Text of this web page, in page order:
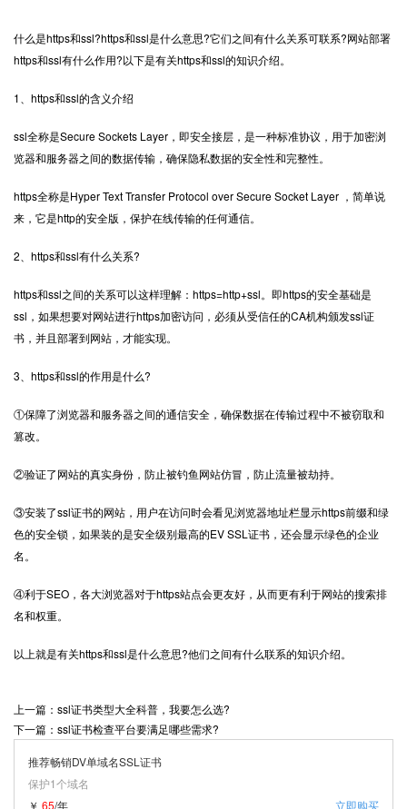
什么是https和ssl?https和ssl是什么意思?它们之间有什么关系可联系?网站部署
https和ssl有什么作用?以下是有关https和ssl的知识介绍。
1、https和ssl的含义介绍
ssl全称是Secure Sockets Layer，即安全接层，是一种标准协议，用于加密浏
览器和服务器之间的数据传输，确保隐私数据的安全性和完整性。
https全称是Hyper Text Transfer Protocol over Secure Socket Layer ，简单说
来，它是http的安全版，保护在线传输的任何通信。
2、https和ssl有什么关系?
https和ssl之间的关系可以这样理解：https=http+ssl。即https的安全基础是
ssl，如果想要对网站进行https加密访问，必须从受信任的CA机构颁发ssl证
书，并且部署到网站，才能实现。
3、https和ssl的作用是什么?
①保障了浏览器和服务器之间的通信安全，确保数据在传输过程中不被窃取和
篡改。
②验证了网站的真实身份，防止被钓鱼网站仿冒，防止流量被劫持。
③安装了ssl证书的网站，用户在访问时会看见浏览器地址栏显示https前缀和绿
色的安全锁，如果装的是安全级别最高的EV SSL证书，还会显示绿色的企业
名。
④利于SEO，各大浏览器对于https站点会更友好，从而更有利于网站的搜索排
名和权重。
以上就是有关https和ssl是什么意思?他们之间有什么联系的知识介绍。
上一篇：ssl证书类型大全科普，我要怎么选?
下一篇：ssl证书检查平台要满足哪些需求?
推荐畅销DV单域名SSL证书
保护1个域名
立即购买
￥ 65/年